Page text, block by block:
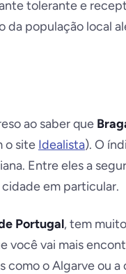
tolerante e
da população local
ao saber que
o site Idealista). O
Entre eles a
em particular.
Portugal, tem
você vai mais
o Algarve ou a